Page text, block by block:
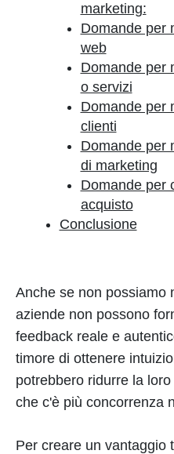
marketing:
Domande per
web
Domande per
o servizi
Domande per
clienti
Domande per
di marketing
Domande per
acquisto
Conclusione
Anche se non possiamo
aziende non possono
feedback reale e
timore di ottenere
potrebbero ridurre la
che c'è più concorrenza
Per creare un vantaggio